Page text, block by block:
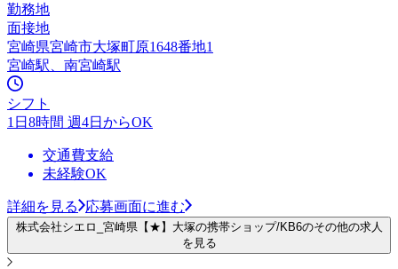
勤務地
面接地
宮崎県宮崎市大塚町原1648番地1
宮崎駅、南宮崎駅
シフト
1日8時間 週4日からOK
交通費支給
未経験OK
詳細を見る 応募画面に進む
株式会社シエロ_宮崎県【★】大塚の携帯ショップ/KB6のその他の求人
を見る